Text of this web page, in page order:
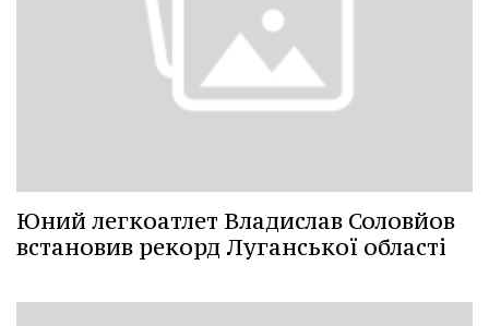
Юний легкоатлет Владислав Соловйов
встановив рекорд Луганської області